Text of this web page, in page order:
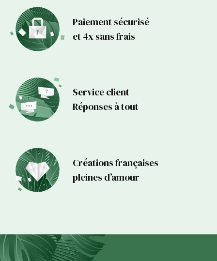
Paiement sécurisé
et 4x sans frais
Service client
Réponses à tout
Créations françaises
pleines d’amour